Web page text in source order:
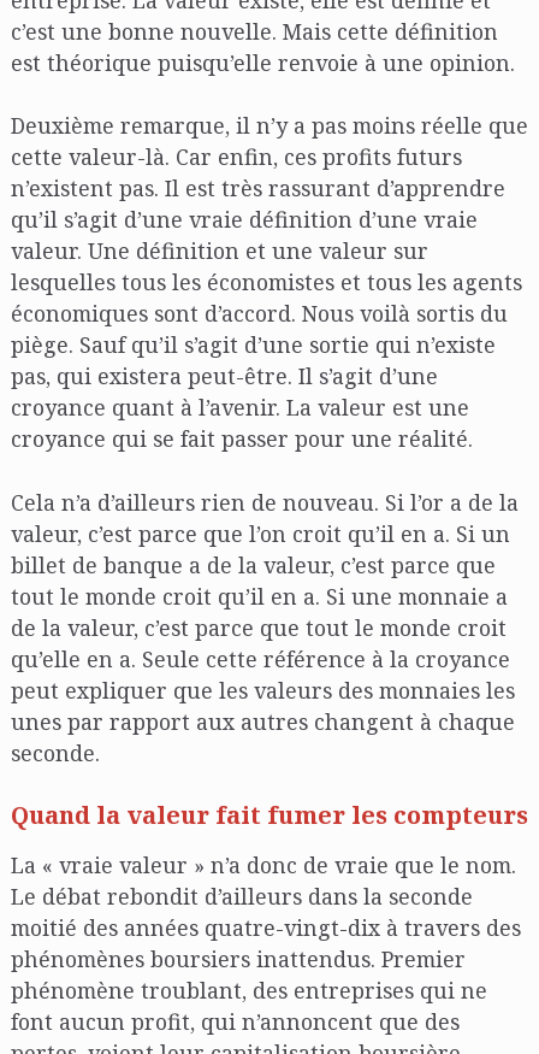
c’est une bonne nouvelle. Mais cette définition
est théorique puisqu’elle renvoie à une opinion.
Deuxième remarque, il n’y a pas moins réelle que
cette valeur-là. Car enfin, ces profits futurs
n’existent pas. Il est très rassurant d’apprendre
qu’il s’agit d’une vraie définition d’une vraie
valeur. Une définition et une valeur sur
lesquelles tous les économistes et tous les agents
économiques sont d’accord. Nous voilà sortis du
piège. Sauf qu’il s’agit d’une sortie qui n’existe
pas, qui existera peut-être. Il s’agit d’une
croyance quant à l’avenir. La valeur est une
croyance qui se fait passer pour une réalité.
Cela n’a d’ailleurs rien de nouveau. Si l’or a de la
valeur, c’est parce que l’on croit qu’il en a. Si un
billet de banque a de la valeur, c’est parce que
tout le monde croit qu’il en a. Si une monnaie a
de la valeur, c’est parce que tout le monde croit
qu’elle en a. Seule cette référence à la croyance
peut expliquer que les valeurs des monnaies les
unes par rapport aux autres changent à chaque
seconde.
Quand la valeur fait fumer les compteurs
La « vraie valeur » n’a donc de vraie que le nom.
Le débat rebondit d’ailleurs dans la seconde
moitié des années quatre-vingt-dix à travers des
phénomènes boursiers inattendus. Premier
phénomène troublant, des entreprises qui ne
font aucun profit, qui n’annoncent que des